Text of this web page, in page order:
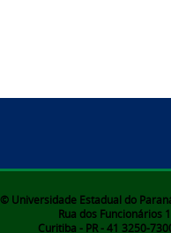
© Universidade Estadual do
Rua dos Funcionários
Curitiba - PR - 41 3250-